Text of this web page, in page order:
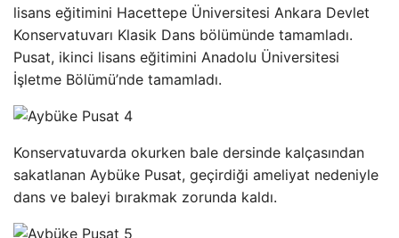
lisans eğitimini Hacettepe Üniversitesi Ankara Devlet
Konservatuvarı Klasik Dans bölümünde tamamladı.
Pusat, ikinci lisans eğitimini Anadolu Üniversitesi
İşletme Bölümü’nde tamamladı.
Konservatuvarda okurken bale dersinde kalçasından
sakatlanan Aybüke Pusat, geçirdiği ameliyat nedeniyle
dans ve baleyi bırakmak zorunda kaldı.